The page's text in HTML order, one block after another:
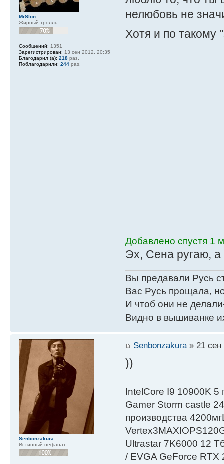
нелюбовь не
Хотя и по такому
Добавлено спустя 1
Эх, Сена ругаю, а
Вы предавали Русь
Вас Русь прощала,
И чтоб они не
Видно в вышиванке
MrSlon
Жирный тролль
Сообщений: 1351
Зарегистрирован: 13 сен 2012, 20:35
Благодарил (а): 218 раз.
Поблагодарили: 244 раз.
Senbonzakura» 21 сен
))
IntelСore I9 10900K 5
Gamer Storm castle
производства
Ultrastar 7K6000 12
/ EVGA GeForce RTX
Senbonzakura
Истинный нефанат